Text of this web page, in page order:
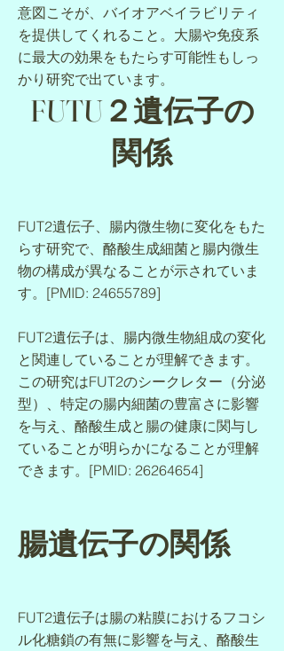
意図こそが、バイオアベイラビリティ
を提供してくれること。大腸や免疫系
に最大の効果をもたらす可能性もしっ
かり研究で出ています。
FUTU２遺伝子の
関係
FUT2遺伝子、腸内微生物に変化をもた
らす研究で、酪酸生成細菌と腸内微生
物の構成が異なることが示されていま
す。[PMID: 24655789]
FUT2遺伝子は、腸内微生物組成の変化
と関連していることが理解できます。
この研究はFUT2のシークレター（分泌
型）、特定の腸内細菌の豊富さに影響
を与え、酪酸生成と腸の健康に関与し
ていることが明らかになることが理解
できます。[PMID: 26264654]
腸遺伝子の関係
FUT2遺伝子は腸の粘膜におけるフコシ
ル化糖鎖の有無に影響を与え、酪酸生